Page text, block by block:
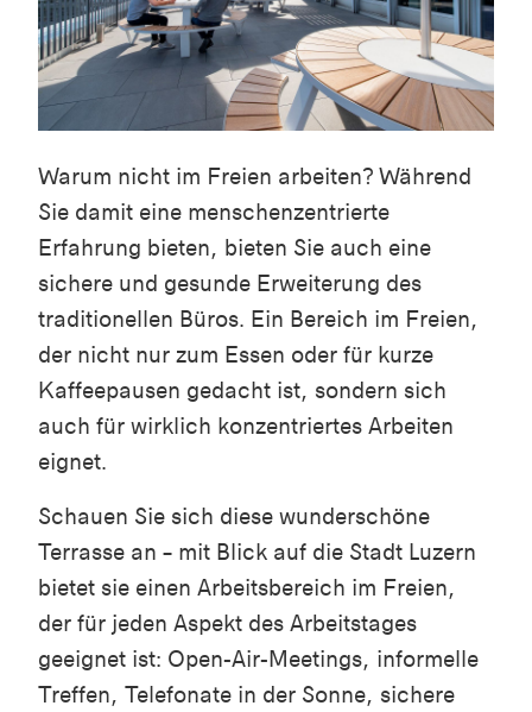
Warum nicht im Freien arbeiten? Während
Sie damit eine menschenzentrierte
Erfahrung bieten, bieten Sie auch eine
sichere und gesunde Erweiterung des
traditionellen Büros. Ein Bereich im Freien,
der nicht nur zum Essen oder für kurze
Kaffeepausen gedacht ist, sondern sich
auch für wirklich konzentriertes Arbeiten
eignet.
Schauen Sie sich diese wunderschöne
Terrasse an – mit Blick auf die Stadt Luzern
bietet sie einen Arbeitsbereich im Freien,
der für jeden Aspekt des Arbeitstages
geeignet ist: Open-Air-Meetings, informelle
Treffen, Telefonate in der Sonne, sichere